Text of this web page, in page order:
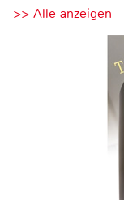
>> Alle anzeigen